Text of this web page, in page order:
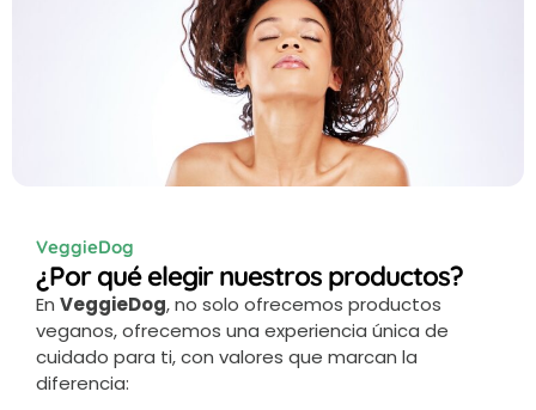
VeggieDog
¿Por qué elegir nuestros productos?
En VeggieDog, no solo ofrecemos productos
veganos, ofrecemos una experiencia única de
cuidado para ti, con valores que marcan la
diferencia: